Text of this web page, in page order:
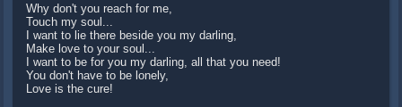
Why don't you reach for me,
Touch my soul...
I want to lie there beside you my darling,
Make love to your soul...
I want to be for you my darling, all that you need!
You don't have to be lonely,
Love is the cure!